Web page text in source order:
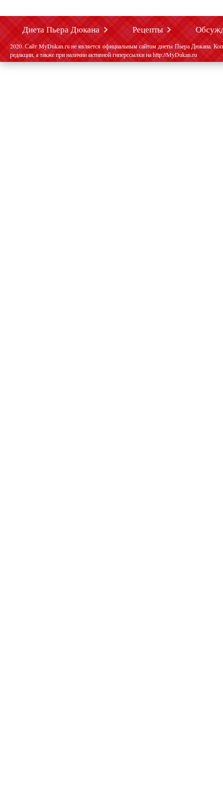
Диета Пьера Дюкана Рецепты
2020. Сайт MyDukan.ru не является официальным сайтом диеты Пьера Дюкана.
редакции, а также при наличии активной гиперссылки на http://MyDukan.ru